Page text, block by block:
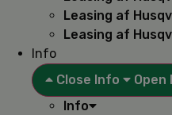
Leasing af
Leasing af
Info
Close Info
Open
Info